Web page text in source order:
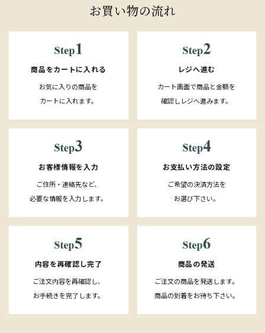
お買い物の流れ
商品をカートに入れる
お気に入りの商品を
カートに入れます。
レジへ進む
カート画面で商品と金額を
確認しレジへ進みます。
お客様情報を入力
ご住所・連絡先など、
必要な情報を入力します。
お支払い方法の設定
ご希望の決済方法を
お選び下さい。
内容を再確認し完了
ご注文内容を再確認し、
お手続きを完了します。
商品の発送
ご注文の商品を発送します。
商品の到着をお待ち下さい。